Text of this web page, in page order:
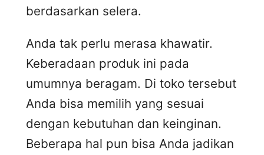
berdasarkan selera.
Anda tak perlu merasa khawatir.
Keberadaan produk ini pada
umumnya beragam. Di toko tersebut
Anda bisa memilih yang sesuai
dengan kebutuhan dan keinginan.
Beberapa hal pun bisa Anda jadikan